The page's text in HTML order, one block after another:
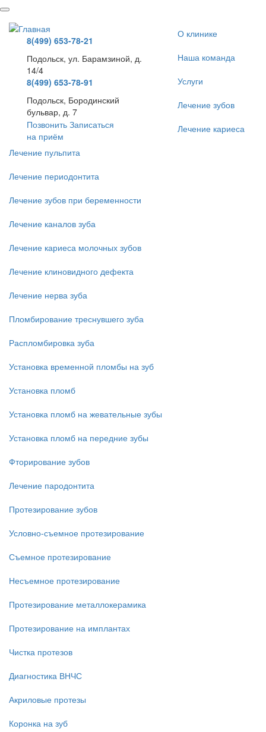
Перейти
основному
содержанию8(499) 653-78-21
Подольск, ул. Барамзиной, д.
14/4
8(499) 653-78-91
Подольск, Бородинский
бульвар, д. 7
Позвонить Записаться
на приём
О клинике
Наша команда
Услуги
Лечение зубов
Лечение кариеса
Лечение пульпита
Лечение периодонтита
Лечение зубов при беременности
Лечение каналов зуба
Лечение кариеса молочных зубов
Лечение клиновидного дефекта
Лечение нерва зуба
Пломбирование треснувшего зуба
Распломбировка зуба
Установка временной пломбы на зуб
Установка пломб
Установка пломб на жевательные зубы
Установка пломб на передние зубы
Фторирование зубов
Лечение пародонтита
Протезирование зубов
Условно-съемное протезирование
Съемное протезирование
Несъемное протезирование
Протезирование металлокерамика
Протезирование на имплантах
Чистка протезов
Диагностика ВНЧС
Акриловые протезы
Коронка на зуб